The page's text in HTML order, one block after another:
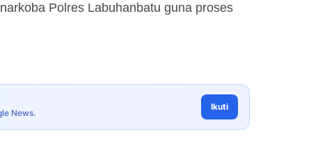
Polres Labuhanbatu guna proses
News.
Ikuti